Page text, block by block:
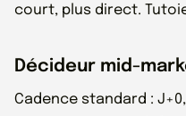
court, plus direct.
Décideur mid-
Cadence standard : J+0,